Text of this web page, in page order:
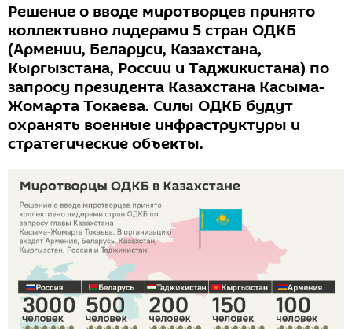
Решение о вводе миротворцев принято
коллективно лидерами 5 стран ОДКБ
(Армении, Беларуси, Казахстана,
Кыргызстана, России и Таджикистана) по
запросу президента Казахстана Касыма-
Жомарта Токаева. Силы ОДКБ будут
охранять военные инфраструктуры и
стратегические объекты.